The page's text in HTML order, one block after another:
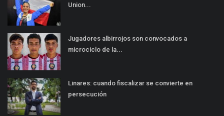
Union...
Jugadores albirrojos son convocados a
microciclo de la...
Linares: cuando fiscalizar se convierte en
persecución